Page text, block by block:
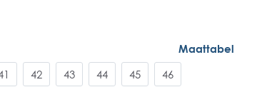
Maattabel
42 43 44 45 46